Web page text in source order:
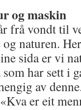
og maskin
frå vondt til
naturen.
sida er vi
har sett i
av
er eit